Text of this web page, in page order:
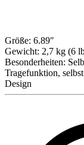
Größe: 6.89″
Gewicht: 2,7 kg (6
Besonderheiten:
Tragefunktion,
Design